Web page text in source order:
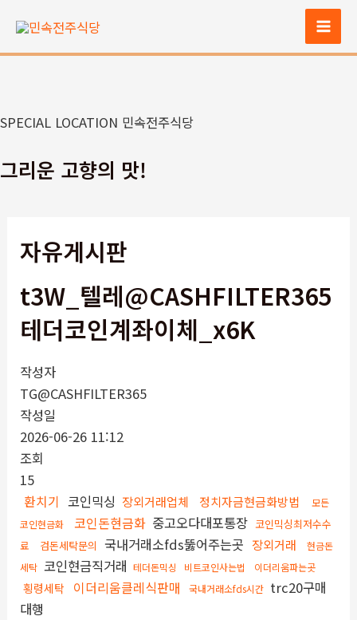
츠
너
기
Main
SPECIAL LOCATION 민속전주식당
그리운 고향의 맛!
자유게시판
t3W_텔레@CASHFILTER365
테더코인계좌이체_x6K
작성자
TG@CASHFILTER365
작성일
2026-06-26 11:12
조회
15
환치기 코인믹싱 장외거래업체 정치자금현금화방법
모든
코인현금화
코인돈현금화 중고오다대포통장 코인믹싱최저수수
료
검돈세탁문의 국내거래소fds뚫어주는곳 장외거래
현금돈
세탁 코인현금직거래 테더돈믹싱 비트코인사는법 이더리움파는곳
횡령세탁 이더리움클레식판매 국내거래소fds시간 trc20구매
대행